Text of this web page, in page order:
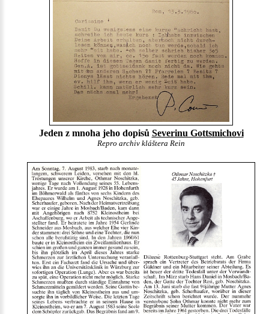
Jeden z mnoha jeho dopisů Severinu Gottsmichovi
Repro archiv kláštera Rein